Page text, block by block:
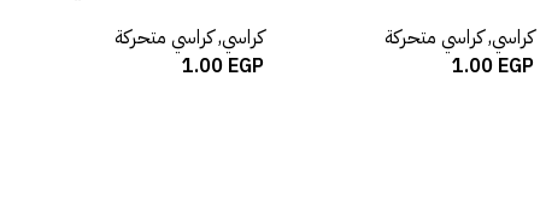
كراسي,كراسي متحركة
1.00 EGP
كراسي,كراسي متحركة
1.00 EGP